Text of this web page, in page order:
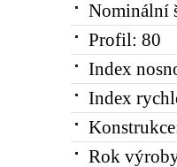
Nominální
Profil: 80
Index
Index
Rok